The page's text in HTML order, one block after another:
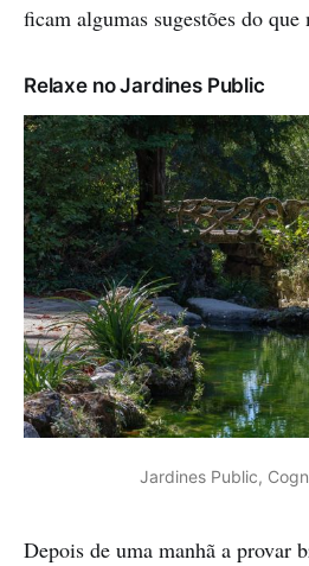
ficam algumas sugestões do que
Relaxe no Jardines Public
Jardines Public,
Depois de uma manhã a provar